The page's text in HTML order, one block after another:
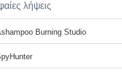
λήψεις
Burning Studio